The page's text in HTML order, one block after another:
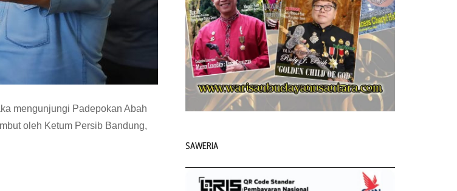
mengunjungi Padepokan Abah
oleh Ketum Persib Bandung,
SAWERIA